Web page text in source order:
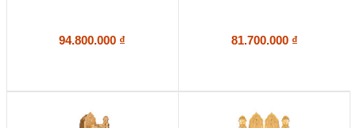
94.800.000 ₫ 81.700.000 ₫